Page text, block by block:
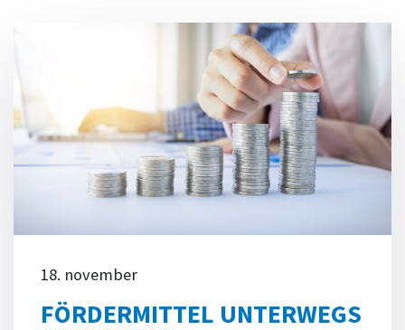
18. november
FÖRDERMITTEL UNTERWEGS